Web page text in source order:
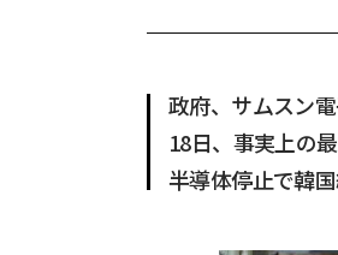
政府、サムスン
18日、事実上の
半導体停止で韓